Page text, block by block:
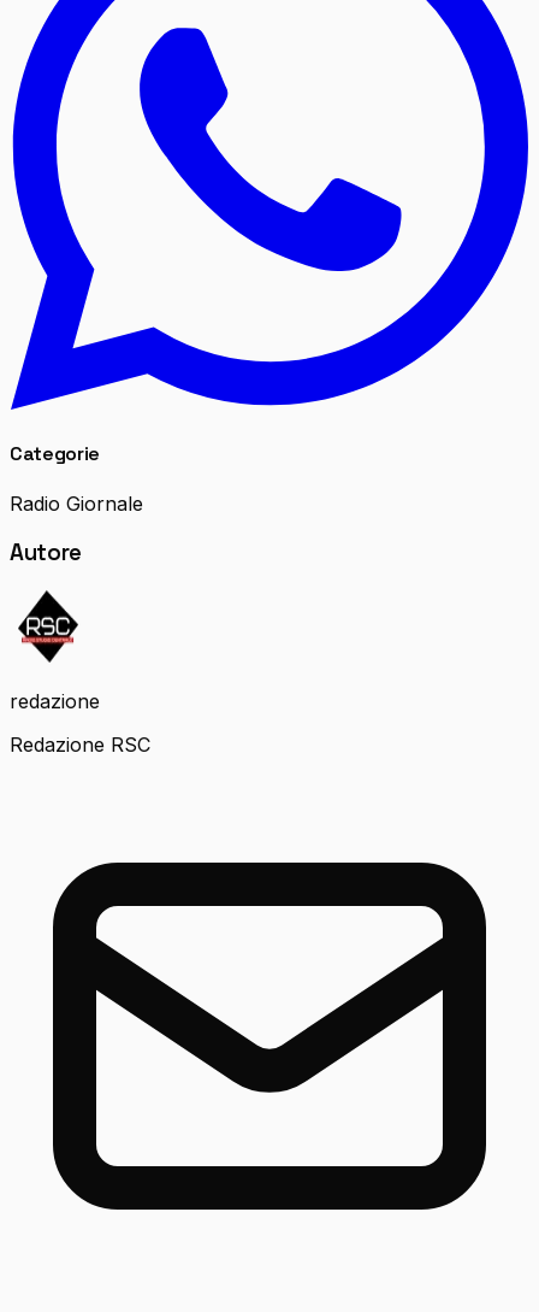
Categorie
Radio Giornale
Autore
redazione
Redazione RSC